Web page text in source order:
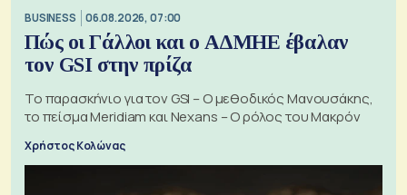
BUSINESS 06.08.2026, 07:00
Πώς οι Γάλλοι και ο ΑΔΜΗΕ έβαλαν
τον GSI στην πρίζα
Το παρασκήνιο για τον GSI – Ο μεθοδικός Μανουσάκης,
το πείσμα Meridiam και Nexans – Ο ρόλος του Μακρόν
Χρήστος Κολώνας